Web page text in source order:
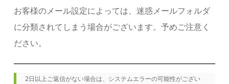
お客様のメール設定によっては、迷惑メールフォルダ
に分類されてしまう場合がございます。予めご注意く
ださい。
2日以上ご返信がない場合は、システムエラーの可能性がござい